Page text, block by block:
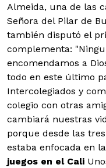
Almeida, una de las
Señora del Pilar de
también disputó el
complementa:
encomendamos a
todo en este último
Intercolegiados y
colegio con otras
cambiará nuestras
porque desde las
estaba enfocada en
juegos en el Cali